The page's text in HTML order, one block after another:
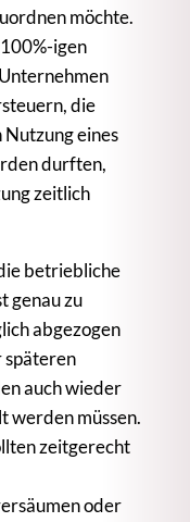
möchte.
igen
die
eines
durften,
zeitlich
betriebliche
genau zu
abgezogen
späteren
auch wieder
werden müssen.
zeitgerecht
oder